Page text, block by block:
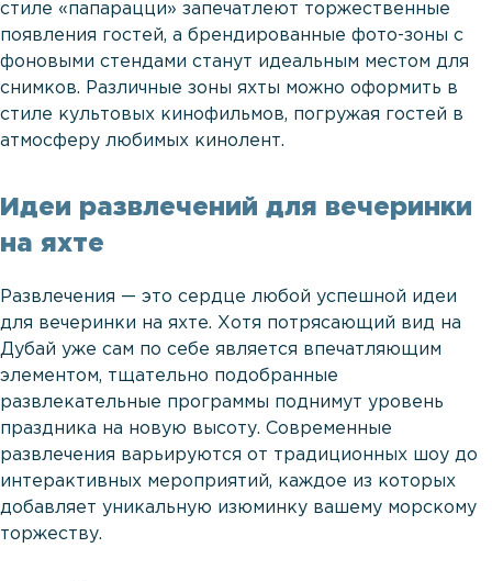
стиле «папарацци» запечатлеют торжественные
появления гостей, а брендированные фото-зоны с
фоновыми стендами станут идеальным местом для
снимков. Различные зоны яхты можно оформить в
стиле культовых кинофильмов, погружая гостей в
атмосферу любимых кинолент.
Идеи развлечений для вечеринки
на яхте
Развлечения — это сердце любой успешной идеи
для вечеринки на яхте. Хотя потрясающий вид на
Дубай уже сам по себе является впечатляющим
элементом, тщательно подобранные
развлекательные программы поднимут уровень
праздника на новую высоту. Современные
развлечения варьируются от традиционных шоу до
интерактивных мероприятий, каждое из которых
добавляет уникальную изюминку вашему морскому
торжеству.